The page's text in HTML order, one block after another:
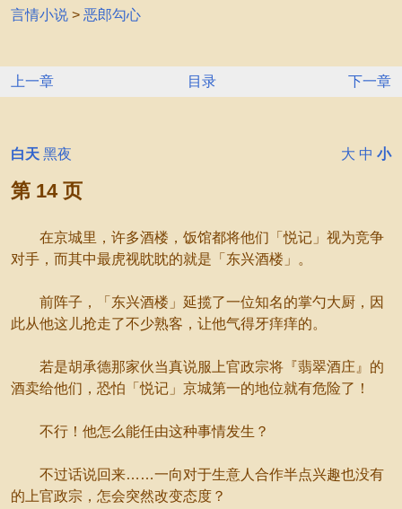
言情小说 > 恶郎勾心
上一章 目录 下一章
白天 黑夜 大 中 小
第 14 页
在京城里，许多酒楼，饭馆都将他们「悦记」视为竞争
对手，而其中最虎视眈眈的就是「东兴酒楼」。
前阵子，「东兴酒楼」延揽了一位知名的掌勺大厨，因
此从他这儿抢走了不少熟客，让他气得牙痒痒的。
若是胡承德那家伙当真说服上官政宗将『翡翠酒庄』的
酒卖给他们，恐怕「悦记」京城第一的地位就有危险了！
不行！他怎么能任由这种事情发生？
不过话说回来……一向对于生意人合作半点兴趣也没有
的上官政宗，怎会突然改变态度？